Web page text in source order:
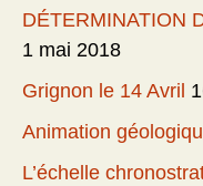
DÉTERMINATION
1 mai 2018
Grignon le 14 Avril
Animation
L’échelle